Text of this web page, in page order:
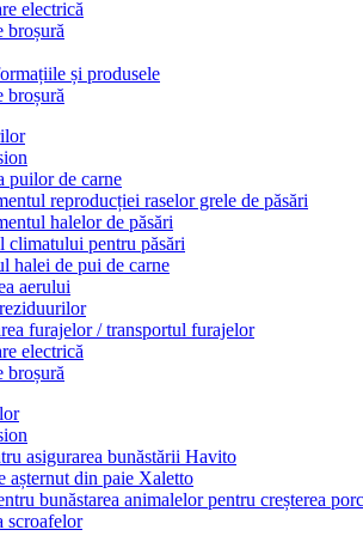
electrică
broșură
și produsele
broșură
puilor de carne
reproducției raselor grele de păsări
halelor de păsări
climatului pentru păsări
halei de pui de carne
aerului
furajelor / transportul furajelor
electrică
broșură
asigurarea bunăstării Havito
așternut din paie Xaletto
bunăstarea animalelor pentru creșterea
scroafelor